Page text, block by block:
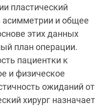
пластический
асимметрии и общее
этих данных
план операции.
пациентки к
и физическое
ожиданий от
хирург назначает